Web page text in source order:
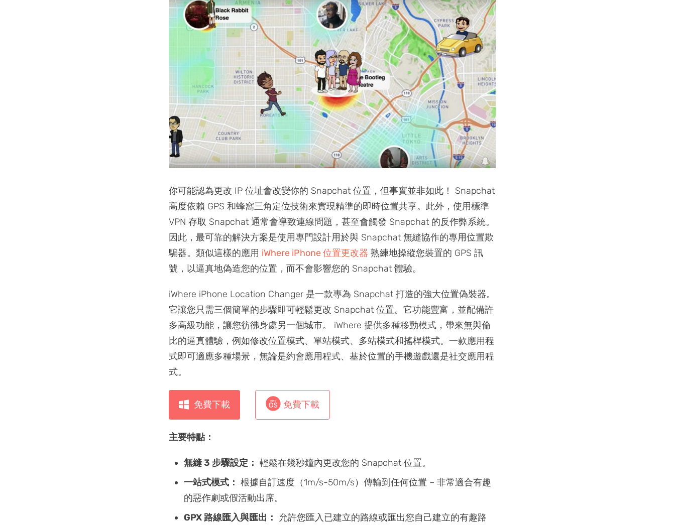
你可能認為更改 IP 位址會改變你的 Snapchat 位置，但事實並非如此！ Snapchat
高度依賴 GPS 和蜂窩三角定位技術來實現精準的即時位置共享。此外，使用標準
VPN 存取 Snapchat 通常會導致連線問題，甚至會觸發 Snapchat 的反作弊系統。
因此，最可靠的解決方案是使用專門設計用於與 Snapchat 無縫協作的專用位置欺
騙器。類似這樣的應用 iWhere iPhone 位置更改器 熟練地操縱您裝置的 GPS 訊
號，以逼真地偽造您的位置，而不會影響您的 Snapchat 體驗。
iWhere iPhone Location Changer 是一款專為 Snapchat 打造的強大位置偽裝器。
它讓您只需三個簡單的步驟即可輕鬆更改 Snapchat 位置。它功能豐富，並配備許
多高級功能，讓您彷彿身處另一個城市。 iWhere 提供多種移動模式，帶來無與倫
比的逼真體驗，例如修改位置模式、單站模式、多站模式和搖桿模式。一款應用程
式即可適應多種場景，無論是約會應用程式、基於位置的手機遊戲還是社交應用程
式。
免費下載 免費下載
主要特點：
無縫 3 步驟設定： 輕鬆在幾秒鐘內更改您的 Snapchat 位置。
一站式模式： 根據自訂速度（1m/s-50m/s）傳輸到任何位置 – 非常適合有趣
的惡作劇或假活動出席。
GPX 路線匯入與匯出：
允許您匯入已建立的路線或匯出您自己建立的有趣路